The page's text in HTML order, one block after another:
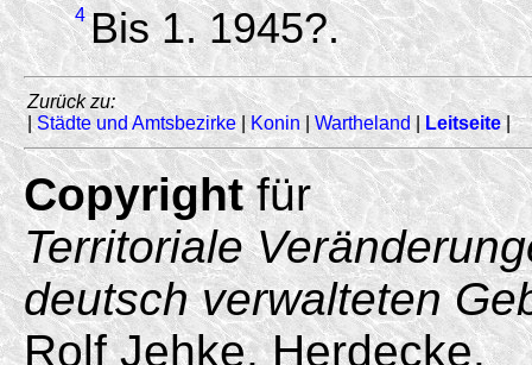
4 Bis 1. 1945?.
Zurück zu:
| Städte und Amtsbezirke|Konin |Wartheland | Leitseite|
Copyrightfür
Territoriale
deutsch verwalteten
Rolf Jehke, Herdecke.